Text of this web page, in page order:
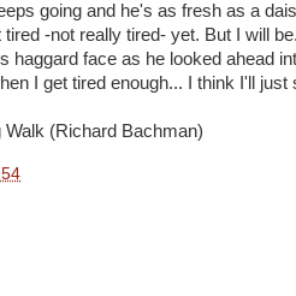
going and he's as fresh as a
-not really tired- yet. But I will
haggard face as he looked ahead
I get tired enough... I think I'll just
(Richard Bachman)